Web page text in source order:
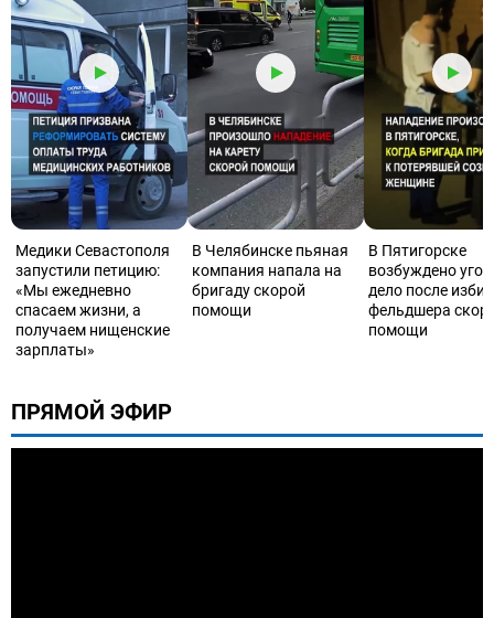
Медики Севастополя
запустили петицию:
«Мы ежедневно
спасаем жизни, а
получаем нищенские
зарплаты»
В Челябинске пьяная
компания напала на
бригаду скорой
помощи
В Пятигорске
возбуждено
дело после
фельдшера
помощи
ПРЯМОЙ ЭФИР